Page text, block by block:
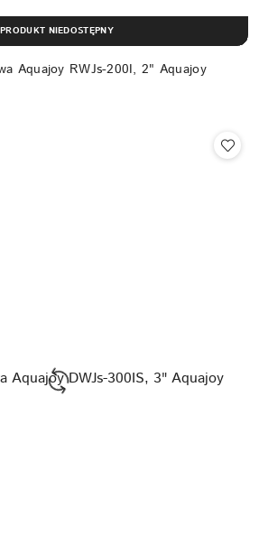
Aquajoy RWJs-200I, 2" Aquajoy
PRODUKT NIEDOSTĘPNY